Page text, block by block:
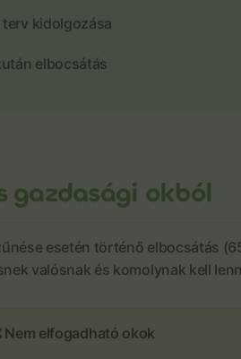
kidolgozása
elbocsátás
gazdasági okból
esetén történő elbocsátás
valósnak és komolynak kell
Nem elfogadható okok